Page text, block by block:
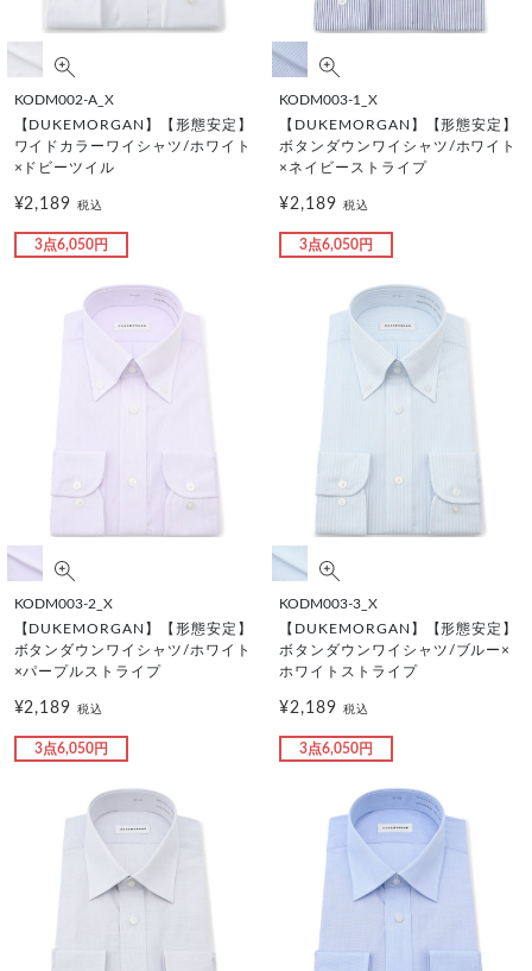
KODM002-A_X
【DUKEMORGAN】【形態安定】
ワイドカラーワイシャツ/ホワイト
×ドビーツイル
¥2,189税込
3点6,050円
KODM003-1_X
【DUKEMORGAN】【形態安定】
ボタンダウンワイシャツ/ホワイト
×ネイビーストライプ
¥2,189 税込
3点6,050円
KODM003-2_X
【DUKEMORGAN】【形態安定】
ボタンダウンワイシャツ/ホワイト
×パープルストライプ
¥2,189税込
3点6,050円
KODM003-3_X
【DUKEMORGAN】【形態安定】
ボタンダウンワイシャツ/ブルー×
ホワイトストライプ
¥2,189 税込
3点6,050円